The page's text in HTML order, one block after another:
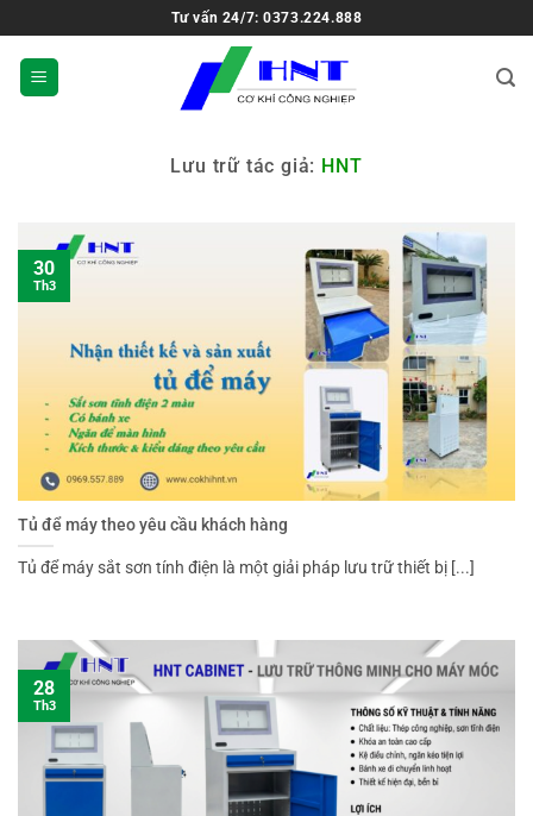
Tư vấn 24/7: 0373.224.888
Lưu trữ tác giả: HNT
Tủ để máy theo yêu cầu khách hàng
Tủ để máy sắt sơn tính điện là một giải pháp lưu trữ thiết bị [...]
30
Th3
28
Th3